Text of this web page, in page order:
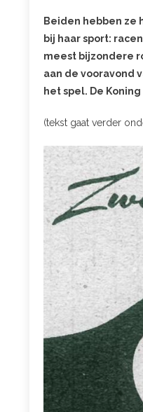
Beiden hebben ze
bij haar sport:
meest bijzondere
aan de vooravond
het spel. De
(tekst gaat verder